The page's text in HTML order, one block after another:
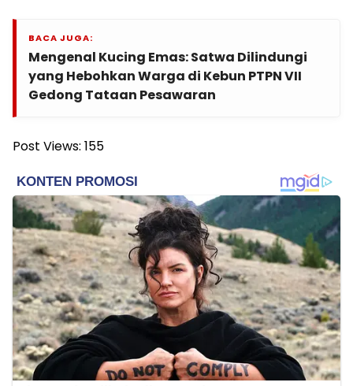
BACA JUGA:
Mengenal Kucing Emas: Satwa Dilindungi
yang Hebohkan Warga di Kebun PTPN VII
Gedong Tataan Pesawaran
Post Views: 155